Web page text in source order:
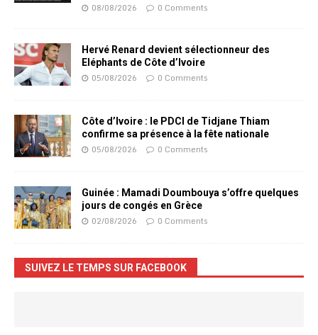
08/08/2026 0 Comments
Hervé Renard devient sélectionneur des
Eléphants de Côte d’Ivoire
05/08/2026 0 Comments
Côte d’Ivoire : le PDCI de Tidjane Thiam
confirme sa présence à la fête nationale
05/08/2026 0 Comments
Guinée : Mamadi Doumbouya s’offre quelques
jours de congés en Grèce
02/08/2026 0 Comments
SUIVEZ LE TEMPS SUR FACEBOOK